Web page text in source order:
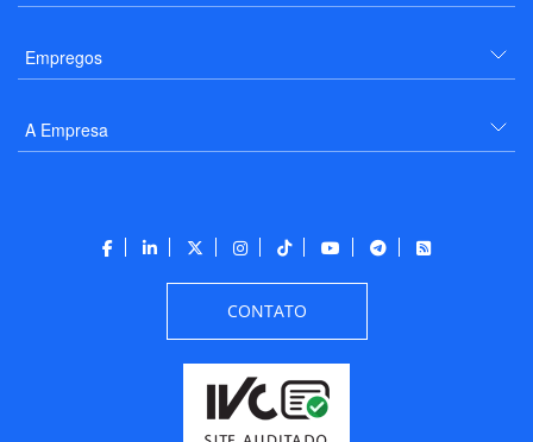
Empregos
A Empresa
CONTATO